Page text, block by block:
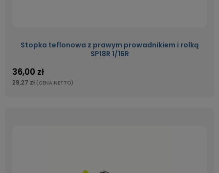
Stopka teflonowa z prawym prowadnikiem i rolką
SP18R 1/16R
36,00 zł
29,27 zł (CENA NETTO)